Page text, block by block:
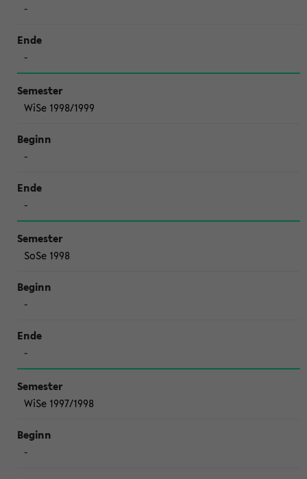
-
-
WiSe 1998/1999
-
-
SoSe 1998
-
-
WiSe 1997/1998
-